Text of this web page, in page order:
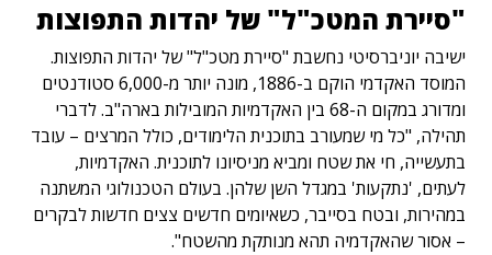
"סיירת המטכ"ל" של יהדות התפוצות
ישיבה יוניברסיטי נחשבת "סיירת מטכ"ל" של יהדות התפוצות.
המוסד האקדמי הוקם ב-1886, מונה יותר מ-6,000 סטודנטים
ומדורג במקום ה-68 בין האקדמיות המובילות בארה"ב. לדברי
תהילה, "כל מי שמעורב בתוכנית הלימודים, כולל המרצים – עובד
בתעשייה, חי את שטח ומביא מניסיונו לתוכנית. האקדמיות,
לעתים, 'נתקעות' במגדל השן שלהן. בעולם הטכנולוגי המשתנה
במהירות, ובטח בסייבר, כשאיומים חדשים צצים חדשות לבקרים
– אסור שהאקדמיה תהא מנותקת מהשטח".